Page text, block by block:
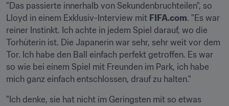
"Das passierte innerhalb von Sekundenbruchteilen", so
Lloyd in einem Exklusiv-Interview mit FIFA.com. "Es war
reiner Instinkt. Ich achte in jedem Spiel darauf, wo die
Torhüterin ist. Die Japanerin war sehr, sehr weit vor dem
Tor. Ich habe den Ball einfach perfekt getroffen. Es war
so wie bei einem Spiel mit Freunden im Park, ich habe
mich ganz einfach entschlossen, drauf zu halten."
"Ich denke, sie hat nicht im Geringsten mit so etwas